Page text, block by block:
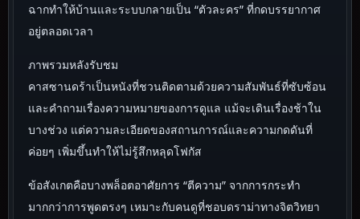
ฉากทำให้บ้านและระบบกลายเป็น “ตัวละคร” ที่กดบรรยากาศ
อยู่ตลอดเวลา
ภาพรวมหลังรับชม
คาสซานดร้าเป็นหนังที่ชวนติดตามด้วยความสัมพันธ์ที่ซับซ้อน
และคำถามเรื่องความหมายของการดูแล แม้จะเดินเรื่องช้าใน
บางช่วง แต่ความละเอียดของสถานการณ์และความกดดันที่
ค่อยๆ เพิ่มขึ้นทำให้ไม่รู้สึกหลุดโฟกัส
ข้อสังเกตคือบางพล็อตอาศัยการ “ตีความ” จากการกระทำ
มากกว่าการพูดตรงๆ เหมาะกับคนดูที่ชอบดราม่าทางจิตวิทยา